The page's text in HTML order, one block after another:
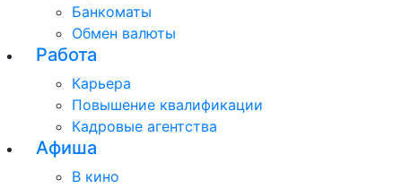
Банкоматы
Обмен валюты
Работа
Карьера
Повышение квалификации
Кадровые агентства
Афиша
В кино